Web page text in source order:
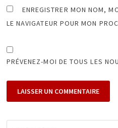
ENREGISTRER MON NOM,
LE NAVIGATEUR POUR MON
PRÉVENEZ-MOI DE TOUS LES